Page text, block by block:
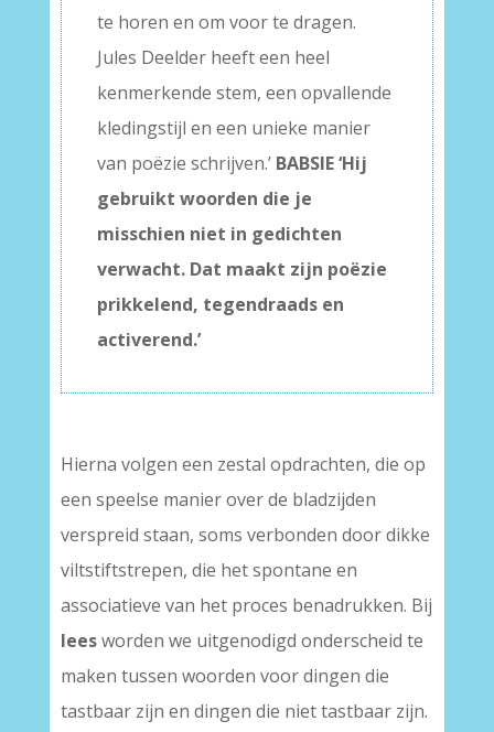
te horen en om voor te dragen.
Jules Deelder heeft een heel
kenmerkende stem, een opvallende
kledingstijl en een unieke manier
van poëzie schrijven.’ BABSIE ‘Hij
gebruikt woorden die je
misschien niet in gedichten
verwacht. Dat maakt zijn poëzie
prikkelend, tegendraads en
activerend.’
Hierna volgen een zestal opdrachten, die op
een speelse manier over de bladzijden
verspreid staan, soms verbonden door dikke
viltstiftstrepen, die het spontane en
associatieve van het proces benadrukken. Bij
leesworden we uitgenodigd onderscheid te
maken tussen woorden voor dingen die
tastbaar zijn en dingen die niet tastbaar zijn.